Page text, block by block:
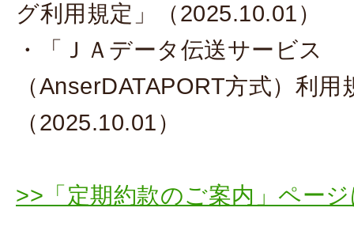
グ利用規定」（2025.10.01）
・「ＪＡデータ伝送サービス
（AnserDATAPORT方式）利用
（2025.10.01）
>>「定期約款のご案内」ペー